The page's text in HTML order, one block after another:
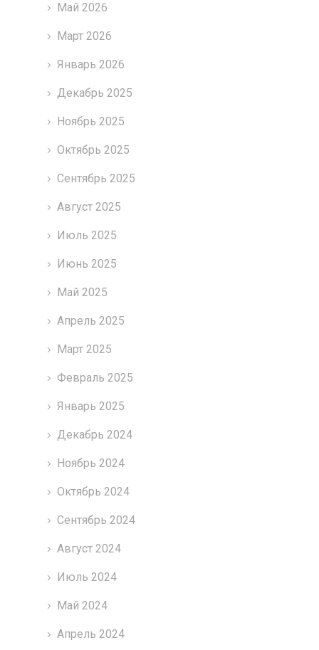
Май 2026
Март 2026
Январь 2026
Декабрь 2025
Ноябрь 2025
Октябрь 2025
Сентябрь 2025
Август 2025
Июль 2025
Июнь 2025
Май 2025
Апрель 2025
Март 2025
Февраль 2025
Январь 2025
Декабрь 2024
Ноябрь 2024
Октябрь 2024
Сентябрь 2024
Август 2024
Июль 2024
Май 2024
Апрель 2024